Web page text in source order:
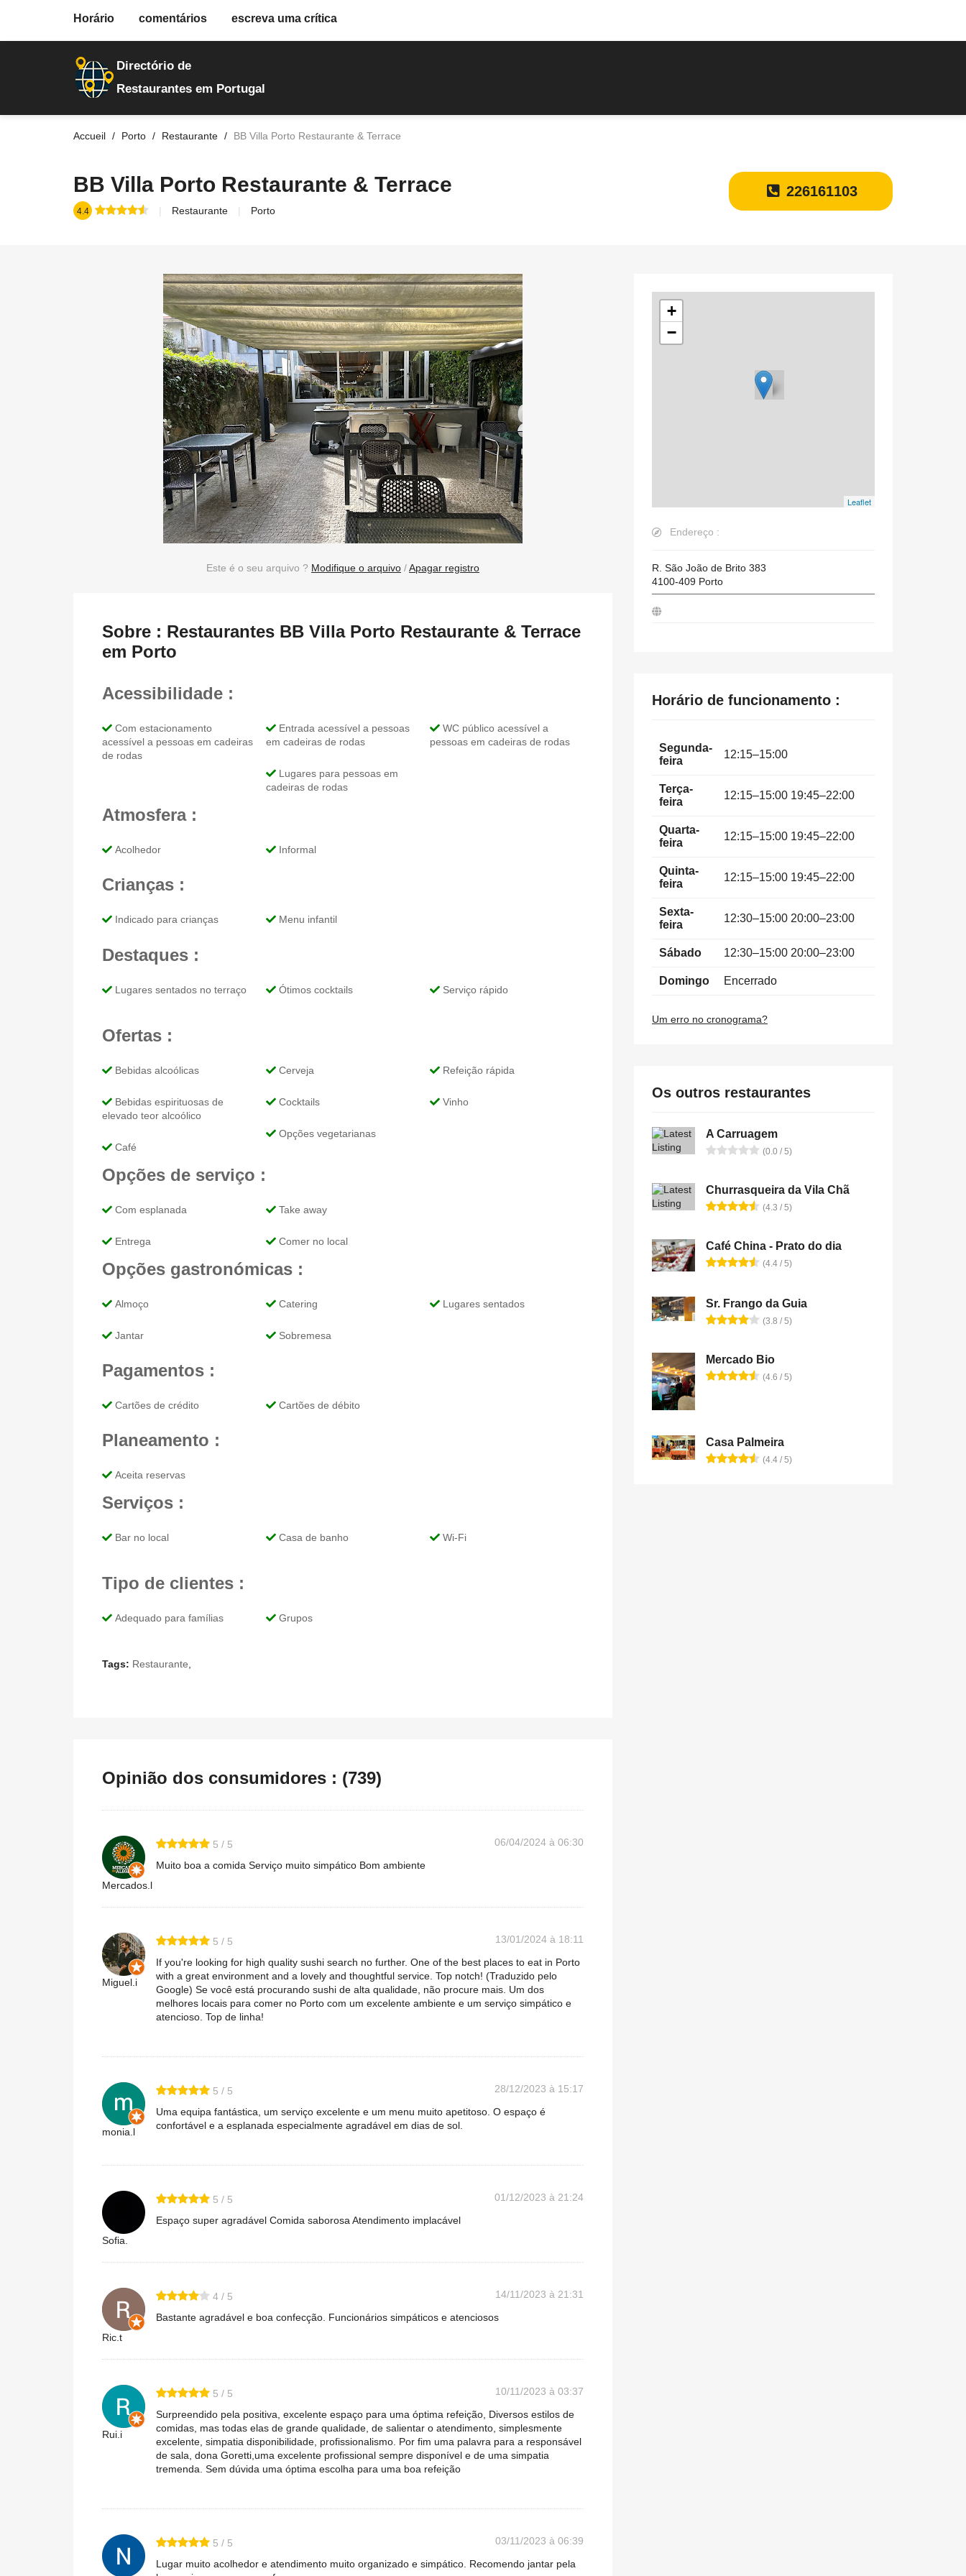
Directório de
Restaurantes em Portugal
Accueil Porto Restaurante BB Villa Porto Restaurante & Terrace
BB Villa Porto Restaurante & Terrace
4.4 Restaurante Porto
226161103
Horário comentários escreva uma crítica
Este é o seu arquivo ? Modifique o arquivo /Apagar registro
Sobre : Restaurantes BB Villa Porto Restaurante & Terrace
em Porto
Acessibilidade :
Com estacionamento
acessível a pessoas em cadeiras
de rodas
Entrada acessível a pessoas
em cadeiras de rodas
Lugares para pessoas em
cadeiras de rodas
WC público acessível a
pessoas em cadeiras de rodas
Atmosfera :
Acolhedor Informal
Crianças :
Indicado para crianças Menu infantil
Destaques :
Lugares sentados no terraço Ótimos cocktails Serviço rápido
Ofertas :
Bebidas alcoólicas
Bebidas espirituosas de
elevado teor alcoólico
Café
Cerveja
Cocktails
Opções vegetarianas
Refeição rápida
Vinho
Opções de serviço :
Com esplanada
Entrega
Take away
Comer no local
Opções gastronómicas :
Almoço
Jantar
Catering
Sobremesa
Lugares sentados
Pagamentos :
Cartões de crédito Cartões de débito
Planeamento :
Aceita reservas
Serviços :
Bar no local Casa de banho Wi-Fi
Tipo de clientes :
Adequado para famílias Grupos
Tags: Restaurante
Opinião dos consumidores : (739)
Mercados.l
5 / 5
06/04/2024 à 06:30
Muito boa a comida Serviço muito simpático Bom ambiente
Miguel.i
5 / 5
13/01/2024 à 18:11
If you're looking for high quality sushi search no further. One of the best places to eat in Porto
with a great environment and a lovely and thoughtful service. Top notch! (Traduzido pelo
Google) Se você está procurando sushi de alta qualidade, não procure mais. Um dos
melhores locais para comer no Porto com um excelente ambiente e um serviço simpático e
atencioso. Top de linha!
monia.l
5 / 5
28/12/2023 à 15:17
Uma equipa fantástica, um serviço excelente e um menu muito apetitoso. O espaço é
confortável e a esplanada especialmente agradável em dias de sol.
Sofia.
5 / 5
01/12/2023 à 21:24
Espaço super agradável Comida saborosa Atendimento implacável
Ric.t
4 / 5
14/11/2023 à 21:31
Bastante agradável e boa confecção. Funcionários simpáticos e atenciosos
Rui.i
5 / 5
10/11/2023 à 03:37
Surpreendido pela positiva, excelente espaço para uma óptima refeição, Diversos estilos de
comidas, mas todas elas de grande qualidade, de salientar o atendimento, simplesmente
excelente, simpatia disponibilidade, profissionalismo. Por fim uma palavra para a responsável
de sala, dona Goretti,uma excelente profissional sempre disponível e de uma simpatia
tremenda. Sem dúvida uma óptima escolha para uma boa refeição
5 / 5
03/11/2023 à 06:39
Lugar muito acolhedor e atendimento muito organizado e simpático. Recomendo jantar pela
+
−
Leaflet
Endereço :
R. São João de Brito 383
4100-409 Porto
Horário de funcionamento :
Segunda-
feira
12:15–15:00
Terça-
feira
12:15–15:00 19:45–22:00
Quarta-
feira
12:15–15:00 19:45–22:00
Quinta-
feira
12:15–15:00 19:45–22:00
Sexta-
feira
12:30–15:00 20:00–23:00
Sábado 12:30–15:00 20:00–23:00
Domingo Encerrado
Um erro no cronograma?
Os outros restaurantes
A Carruagem
(0.0 / 5)
Churrasqueira da Vila Chã
(4.3 / 5)
Café China - Prato do dia
(4.4 / 5)
Sr. Frango da Guia
(3.8 / 5)
Mercado Bio
(4.6 / 5)
Casa Palmeira
(4.4 / 5)